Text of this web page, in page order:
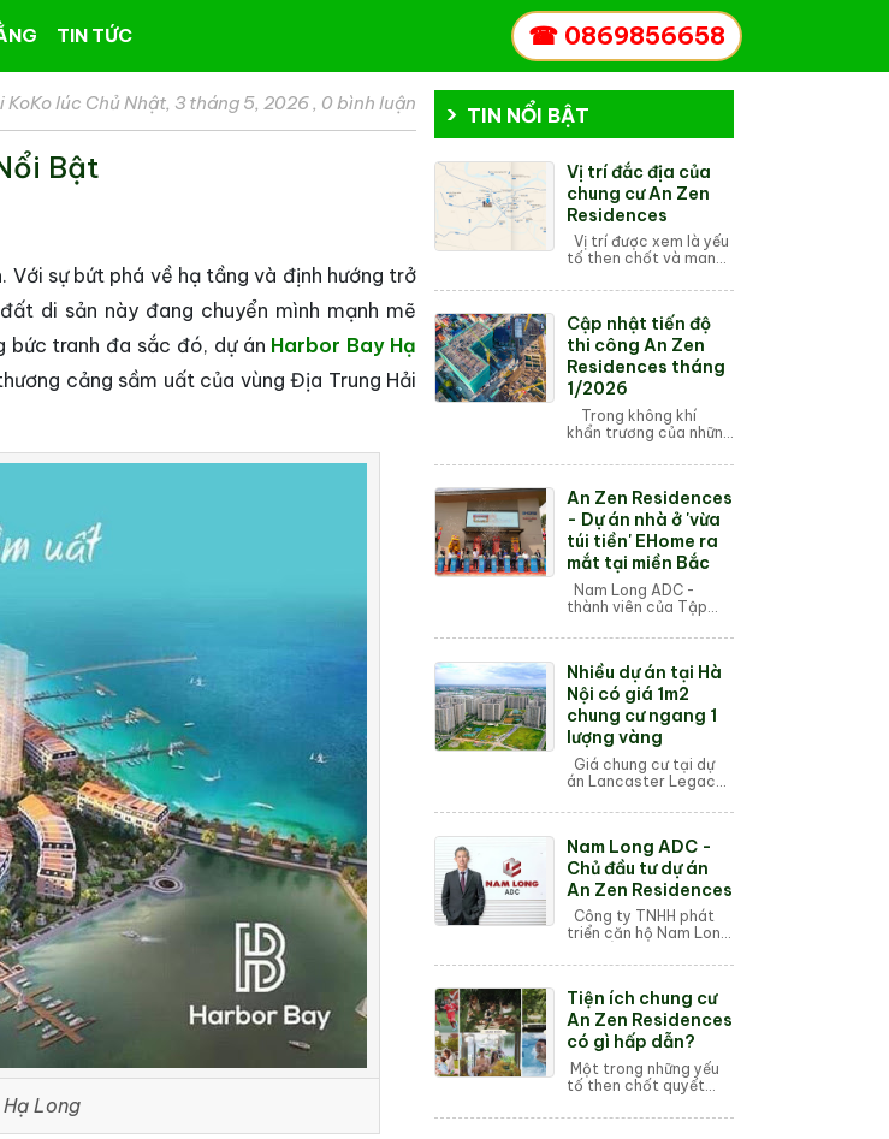
TIN TỨC ☎ 0869856658
KoKo lúc Chủ Nhật, 3 tháng 5, 2026, 0 bình luận
Bật
sự bứt phá về hạ tầng và định hướng trở
di sản này đang chuyển mình mạnh mẽ
tranh đa sắc đó, dự án Harbor Bay Hạ
cảng sầm uất của vùng Địa Trung Hải
Long
TIN NỔI BẬT
Vị trí đắc địa của
chung cư An Zen
Residences
Vị trí được xem là yếu
tố then chốt và mang
chọn mua một căn hộ
đẹp, tiện ích hiện đại
hay g...
Cập nhật tiến độ
thi công An Zen
Residences tháng
1/2026
Trong không khí
khẩn trương của những
dự án An Zen
phía Tây Hải Phòng
đang ghi nhận những
bước t...
An Zen Residences
- Dự án nhà ở 'vừa
túi tiền' EHome ra
mắt tại miền Bắc
Nam Long ADC -
thành viên của Tập
thức ra mắt dự án bất
Residences tại Hải
Phòng. Đây là dự án
EHome ...
Nhiều dự án tại Hà
Nội có giá 1m2
chung cư ngang 1
lượng vàng
Giá chung cư tại dự
án Lancaster Legacy
đồng/m2, Heritage
đồng/m2, Vinhomes
Global Gate 130 triệu...
Nam Long ADC -
Chủ đầu tư dự án
An Zen Residences
Công ty TNHH phát
triển căn hộ Nam Long
ADC) ra đời vào ngày
đầu tư 300 tỷ đồng,
bắt nguồn từ ý tư...
Tiện ích chung cư
An Zen Residences
có gì hấp dẫn?
Một trong những yếu
tố then chốt quyết
sống tại chung cư